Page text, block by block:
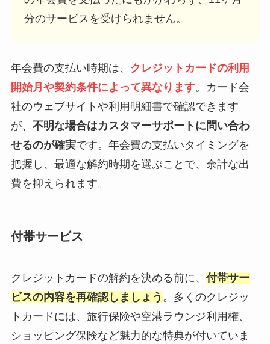
分のサービスを受けられません。
年会費の支払い時期は、 クレジットカードの利用
開始月や契約条件によって異なります。カード会
社のウェブサイトや利用明細書で確認できます
が、 不明な場合はカスタマーサポートに問い合わ
せるのが確実です。年会費の支払いタイミングを
把握し、最適な解約時期を選ぶことで、余計な出
費を抑えられます。
付帯サービス
クレジットカードの解約を決める前に、付帯サー
ビスの内容を再確認しましょう 。多くのクレジッ
トカードには、旅行保険や空港ラウンジ利用権、
ショッピング保険など魅力的な特典が付いていま